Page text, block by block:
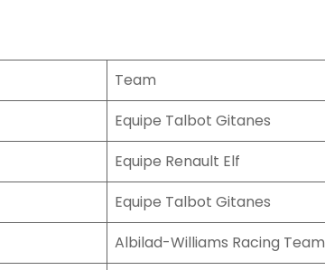
Team
Equipe Talbot Gitanes
Equipe Renault Elf
Equipe Talbot Gitanes
Albilad-Williams Racing Team